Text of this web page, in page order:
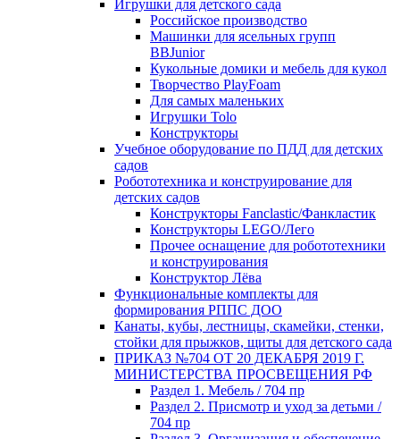
Игрушки для детского сада
Российское производство
Машинки для ясельных групп
BBJunior
Кукольные домики и мебель для кукол
Творчество PlayFoam
Для самых маленьких
Игрушки Tolo
Конструкторы
Учебное оборудование по ПДД для детских
садов
Робототехника и конструирование для
детских садов
Конструкторы Fanclastic/Фанкластик
Конструкторы LEGO/Лего
Прочее оснащение для робототехники
и конструирования
Конструктор Лёва
Функциональные комплекты для
формирования РППС ДОО
Канаты, кубы, лестницы, скамейки, стенки,
стойки для прыжков, щиты для детского сада
ПРИКАЗ №704 ОТ 20 ДЕКАБРЯ 2019 Г.
МИНИСТЕРСТВА ПРОСВЕЩЕНИЯ РФ
Раздел 1. Мебель / 704 пр
Раздел 2. Присмотр и уход за детьми /
704 пр